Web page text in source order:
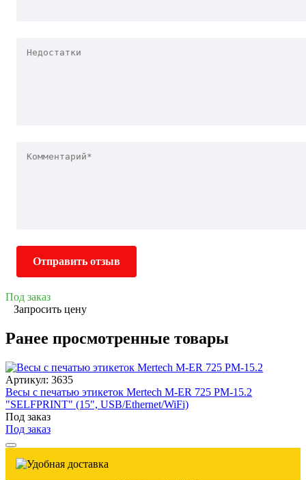
Отправить отзыв
Под заказ
Запросить цену
Ранее просмотренные товары
Артикул: 3635
Весы с печатью этикеток Mertech M-ER 725 PM-15.2
"SELFPRINT" (15", USB/Ethernet/WiFi)
Под заказ
Под заказ